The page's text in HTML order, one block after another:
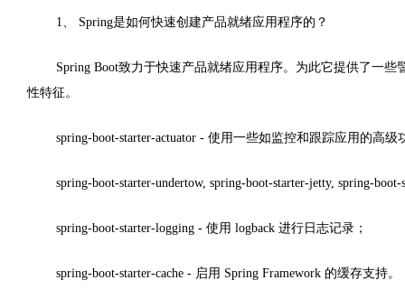
1、 Spring是如何快速创建产品就绪应用程序的？
Spring Boot致力于快速产品就绪应用程序。为此它提供了一
性特征。
spring-boot-starter-actuator - 使用一些如监控和跟踪应用的高级
spring-boot-starter-undertow, spring-boot-starter-jetty, spring-
spring-boot-starter-logging - 使用 logback 进行日志记录；
spring-boot-starter-cache - 启用 Spring Framework 的缓存支持。